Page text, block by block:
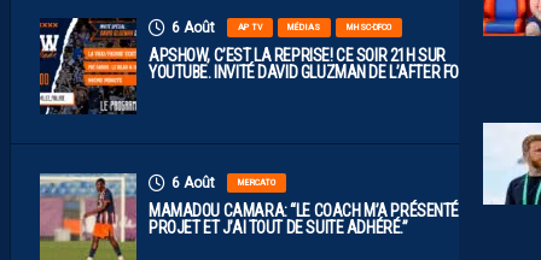
6 Août AP TV MÉDIAS MHSC-DFCO
APSHOW, C’EST LA REPRISE! CE SOIR 21H SUR
YOUTUBE. INVITÉ DAVID GLUZMAN DE L’AFTER FOOT.
6 Août MERCATO
MAMADOU CAMARA: “LE COACH M’A PRÉSENTÉ LE
PROJET ET J’AI TOUT DE SUITE ADHÉRÉ.”